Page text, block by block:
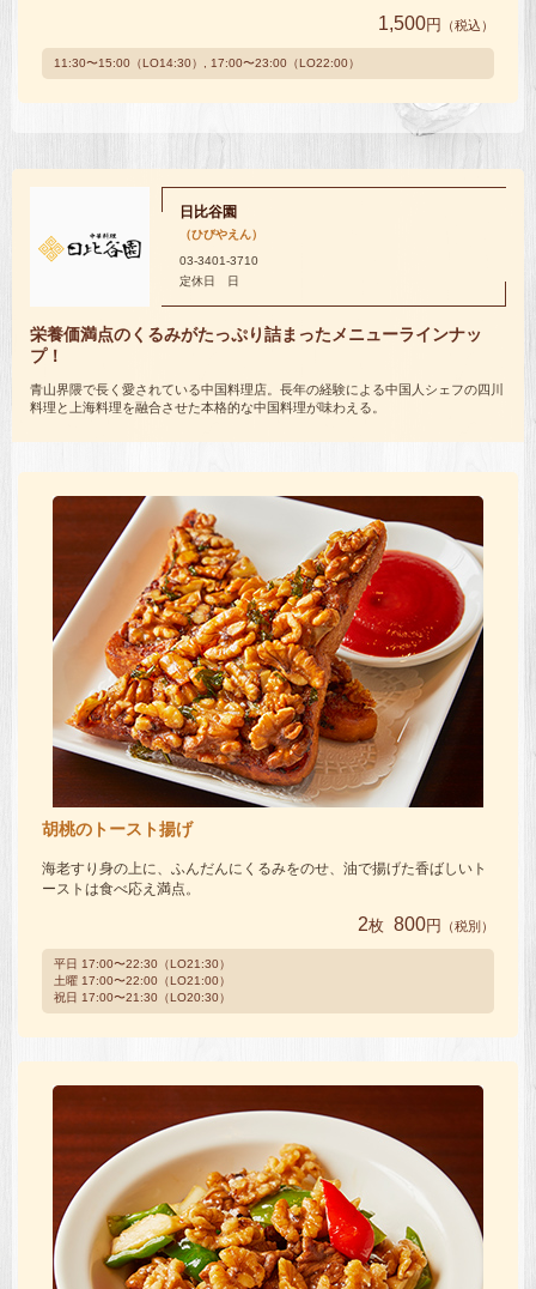
1,500円 （税込）
11:30〜15:00（LO14:30）, 17:00〜23:00（LO22:00）
日比谷園
（ひびやえん）
03-3401-3710
定休日 日
栄養価満点のくるみがたっぷり詰まったメニューラインナッ
プ！
青山界隈で長く愛されている中国料理店。長年の経験による中国人シェフの四川
料理と上海料理を融合させた本格的な中国料理が味わえる。
胡桃のトースト揚げ
海老すり身の上に、ふんだんにくるみをのせ、油で揚げた香ばしいト
ーストは食べ応え満点。
2枚 800円 （税別）
平日 17:00〜22:30（LO21:30）
土曜 17:00〜22:00（LO21:00）
祝日 17:00〜21:30（LO20:30）